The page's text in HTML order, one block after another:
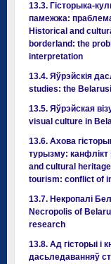
13.3. Гісторыка-
памежжа: праблема
Historical and
borderland: the
interpretation
13.4. Яўрэйскія
studies: the
13.5. Яўрэйская
visual culture in
13.6. Ахова
турызму: канфлікт
and cultural
tourism: conflict of
13.7. Некропалі
Necropolis of
research
13.8. Ад гісторыі і
дасьледаванняў